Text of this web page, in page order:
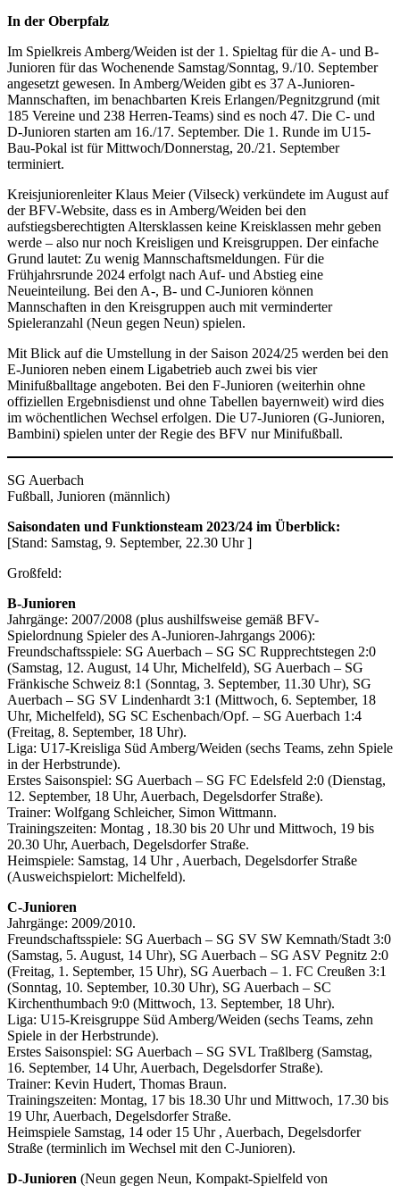
In der Oberpfalz
Im Spielkreis Amberg/Weiden ist der 1. Spieltag für die A- und B-
Junioren für das Wochenende Samstag/Sonntag, 9./10. September
angesetzt gewesen. In Amberg/Weiden gibt es 37 A-Junioren-
Mannschaften, im benachbarten Kreis Erlangen/Pegnitzgrund (mit
185 Vereine und 238 Herren-Teams) sind es noch 47. Die C- und
D-Junioren starten am 16./17. September. Die 1. Runde im U15-
Bau-Pokal ist für Mittwoch/Donnerstag, 20./21. September
terminiert.
Kreisjuniorenleiter Klaus Meier (Vilseck) verkündete im August auf
der BFV-Website, dass es in Amberg/Weiden bei den
aufstiegsberechtigten Altersklassen keine Kreisklassen mehr geben
werde – also nur noch Kreisligen und Kreisgruppen. Der einfache
Grund lautet: Zu wenig Mannschaftsmeldungen. Für die
Frühjahrsrunde 2024 erfolgt nach Auf- und Abstieg eine
Neueinteilung. Bei den A-, B- und C-Junioren können
Mannschaften in den Kreisgruppen auch mit verminderter
Spieleranzahl (Neun gegen Neun) spielen.
Mit Blick auf die Umstellung in der Saison 2024/25 werden bei den
E-Junioren neben einem Ligabetrieb auch zwei bis vier
Minifußballtage angeboten. Bei den F-Junioren (weiterhin ohne
offiziellen Ergebnisdienst und ohne Tabellen bayernweit) wird dies
im wöchentlichen Wechsel erfolgen. Die U7-Junioren (G-Junioren,
Bambini) spielen unter der Regie des BFV nur Minifußball.
SG Auerbach
Fußball, Junioren (männlich)
Saisondaten und Funktionsteam 2023/24 im Überblick:
[Stand: Samstag, 9. September, 22.30 Uhr ]
Großfeld:
B-Junioren
Jahrgänge: 2007/2008 (plus aushilfsweise gemäß BFV-
Spielordnung Spieler des A-Junioren-Jahrgangs 2006):
Freundschaftsspiele: SG Auerbach – SG SC Rupprechtstegen 2:0
(Samstag, 12. August, 14 Uhr, Michelfeld), SG Auerbach – SG
Fränkische Schweiz 8:1 (Sonntag, 3. September, 11.30 Uhr), SG
Auerbach – SG SV Lindenhardt 3:1 (Mittwoch, 6. September, 18
Uhr, Michelfeld), SG SC Eschenbach/Opf. – SG Auerbach 1:4
(Freitag, 8. September, 18 Uhr).
Liga: U17-Kreisliga Süd Amberg/Weiden (sechs Teams, zehn Spiele
in der Herbstrunde).
Erstes Saisonspiel: SG Auerbach – SG FC Edelsfeld 2:0 (Dienstag,
12. September, 18 Uhr, Auerbach, Degelsdorfer Straße).
Trainer: Wolfgang Schleicher, Simon Wittmann.
Trainingszeiten: Montag , 18.30 bis 20 Uhr und Mittwoch, 19 bis
20.30 Uhr, Auerbach, Degelsdorfer Straße.
Heimspiele: Samstag, 14 Uhr , Auerbach, Degelsdorfer Straße
(Ausweichspielort: Michelfeld).
C-Junioren
Jahrgänge: 2009/2010.
Freundschaftsspiele: SG Auerbach – SG SV SW Kemnath/Stadt 3:0
(Samstag, 5. August, 14 Uhr), SG Auerbach – SG ASV Pegnitz 2:0
(Freitag, 1. September, 15 Uhr), SG Auerbach – 1. FC Creußen 3:1
(Sonntag, 10. September, 10.30 Uhr), SG Auerbach – SC
Kirchenthumbach 9:0 (Mittwoch, 13. September, 18 Uhr).
Liga: U15-Kreisgruppe Süd Amberg/Weiden (sechs Teams, zehn
Spiele in der Herbstrunde).
Erstes Saisonspiel: SG Auerbach – SG SVL Traßlberg (Samstag,
16. September, 14 Uhr, Auerbach, Degelsdorfer Straße).
Trainer: Kevin Hudert, Thomas Braun.
Trainingszeiten: Montag, 17 bis 18.30 Uhr und Mittwoch, 17.30 bis
19 Uhr, Auerbach, Degelsdorfer Straße.
Heimspiele Samstag, 14 oder 15 Uhr , Auerbach, Degelsdorfer
Straße (terminlich im Wechsel mit den C-Junioren).
D-Junioren (Neun gegen Neun, Kompakt-Spielfeld von